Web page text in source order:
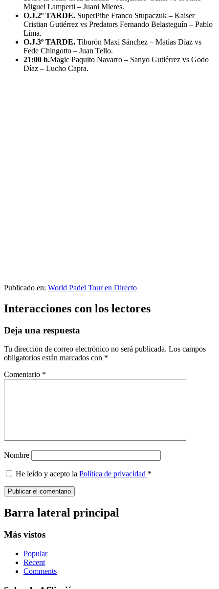
Miguel Lamperti – Juani Mieres.
O.J.2º TARDE. SuperPibe Franco Stupaczuk – Kaiser
Cristian Gutiérrez vs Predators Fernando Belasteguín – Pablo
Lima.
O.J.3º TARDE. Tiburón Maxi Sánchez – Matías Díaz vs
Fede Chingotto – Juan Tello.
21:00 h.Magic Paquito Navarro – Sanyo Gutiérrez vs Godo
Díaz – Lucho Capra.
Publicado en: World Padel Tour en Directo
Interacciones con los lectores
Deja una respuesta
Tu dirección de correo electrónico no será publicada. Los campos
obligatorios están marcados con *
Comentario *
Nombre
He leído y acepto la Política de privacidad *
Barra lateral principal
Más vistos
Popular
Recent
Comments